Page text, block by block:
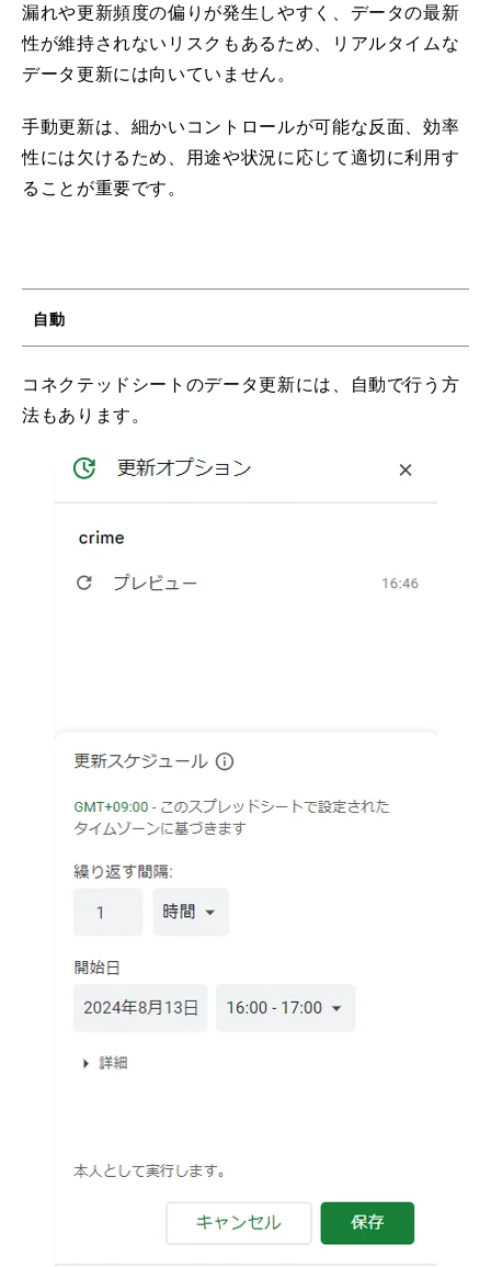
漏れや更新頻度の偏りが発生しやすく、データの最新
性が維持されないリスクもあるため、リアルタイムな
データ更新には向いていません。
手動更新は、細かいコントロールが可能な反面、効率
性には欠けるため、用途や状況に応じて適切に利用す
ることが重要です。
自動
コネクテッドシートのデータ更新には、自動で行う方
法もあります。